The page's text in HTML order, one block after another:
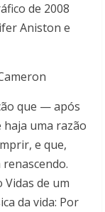
de 2008
Aniston e
que — após
uma razão
e que,
de um
da vida: Por